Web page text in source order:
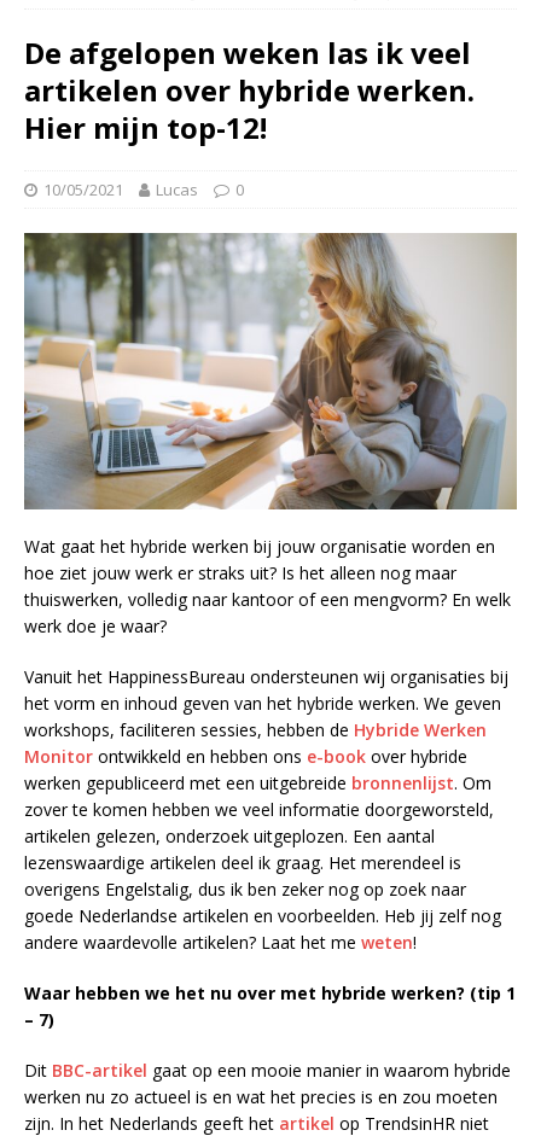
De afgelopen weken las ik veel
artikelen over hybride werken.
Hier mijn top-12!
10/05/2021 Lucas 0
Wat gaat het hybride werken bij jouw organisatie worden en
hoe ziet jouw werk er straks uit? Is het alleen nog maar
thuiswerken, volledig naar kantoor of een mengvorm? En welk
werk doe je waar?
Vanuit het HappinessBureau ondersteunen wij organisaties bij
het vorm en inhoud geven van het hybride werken. We geven
workshops, faciliteren sessies, hebben de Hybride Werken
Monitor ontwikkeld en hebben ons e-book over hybride
werken gepubliceerd met een uitgebreide bronnenlijst. Om
zover te komen hebben we veel informatie doorgeworsteld,
artikelen gelezen, onderzoek uitgeplozen. Een aantal
lezenswaardige artikelen deel ik graag. Het merendeel is
overigens Engelstalig, dus ik ben zeker nog op zoek naar
goede Nederlandse artikelen en voorbeelden. Heb jij zelf nog
andere waardevolle artikelen? Laat het me weten!
Waar hebben we het nu over met hybride werken? (tip 1
– 7)
Dit BBC-artikel gaat op een mooie manier in waarom hybride
werken nu zo actueel is en wat het precies is en zou moeten
zijn. In het Nederlands geeft het artikel op TrendsinHR niet